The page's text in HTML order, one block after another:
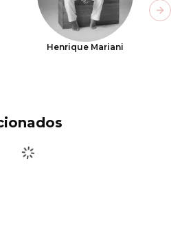
Henrique Mariani